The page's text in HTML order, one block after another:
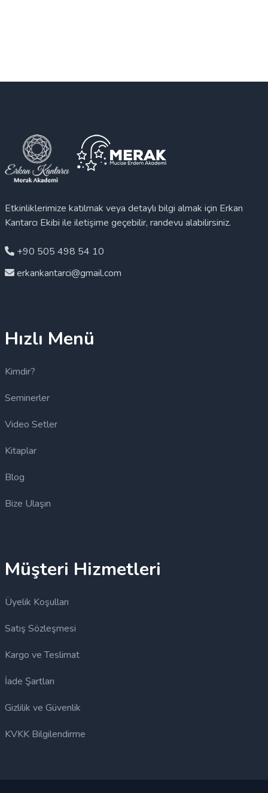
Etkinliklerimize katılmak veya detaylı bilgi almak için Erkan
Kantarcı Ekibi ile iletişime geçebilir, randevu alabilirsiniz.
+90 505 498 54 10
erkankantarci@gmail.com
Hızlı Menü
Kimdir?
Seminerler
Video Setler
Kitaplar
Blog
Bize Ulaşın
Müşteri Hizmetleri
Üyelik Koşulları
Satış Sözleşmesi
Kargo ve Teslimat
İade Şartları
Gizlilik ve Güvenlik
KVKK Bilgilendirme